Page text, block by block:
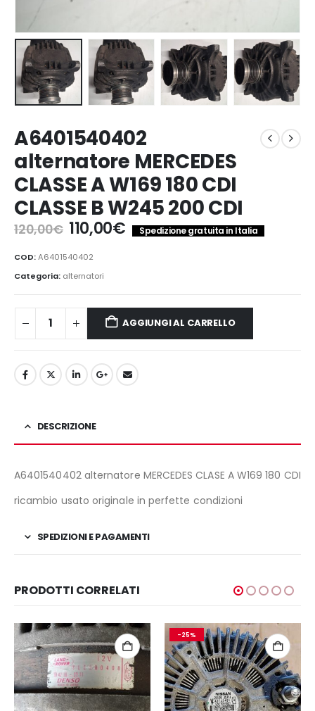
A6401540402
alternatore MERCEDES
CLASSE A W169 180 CDI
CLASSE B W245 200 CDI
120,00€ Il
prezzo
originale
era:
120,00€.
110,00€Il
prezzo
110,00€.
Spedizione gratuita in Italia
COD:A6401540402
Categoria: alternatori
AGGIUNGI AL CARRELLO
DESCRIZIONE
A6401540402 alternatore MERCEDES CLASE A W169 180 CDI
ricambio usato originale in perfette condizioni
SPEDIZIONI E PAGAMENTI
PRODOTTI CORRELATI
-25%